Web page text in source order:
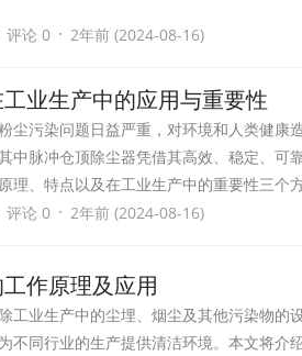
评论 0 · 2年前 (2024-08-16)
业生产中的应用与重要性
尘污染问题日益严重，对环境和人类健康
中脉冲仓顶除尘器凭借其高效、稳定、可
理、特点以及在工业生产中的重要性三个
评论 0 · 2年前 (2024-08-16)
作原理及应用
工业生产中的尘埋、烟尘及其他污染物的
不同行业的生产提供清洁环境。本文将介